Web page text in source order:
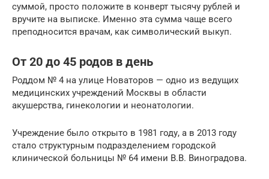
суммой, просто положите в конверт тысячу рублей и
вручите на выписке. Именно эта сумма чаще всего
преподносится врачам, как символический выкуп.
От 20 до 45 родов в день
Роддом № 4 на улице Новаторов — одно из ведущих
медицинских учреждений Москвы в области
акушерства, гинекологии и неонатологии.
Учреждение было открыто в 1981 году, а в 2013 году
стало структурным подразделением городской
клинической больницы № 64 имени В.В. Виноградова.